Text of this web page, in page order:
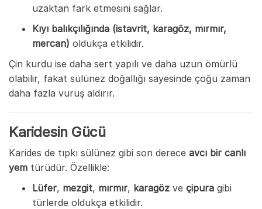
uzaktan fark etmesini sağlar.
Kıyı balıkçılığında (istavrit, karagöz, mırmır,
mercan) oldukça etkilidir.
Çin kurdu ise daha sert yapılı ve daha uzun ömürlü
olabilir, fakat sülünez doğallığı sayesinde çoğu zaman
daha fazla vuruş aldırır.
Karidesin Gücü
Karides de tıpkı sülünez gibi son derece avcı bir canlı
yem türüdür. Özellikle:
Lüfer, mezgit, mırmır, karagöz ve çipura gibi
türlerde oldukça etkilidir.